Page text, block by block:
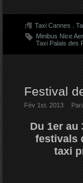
Taxi Cannes
Minibus Nice
Taxi Palais des
Festival
Fév 1st. 2013 Par
Du 1er au
festivals
taxi